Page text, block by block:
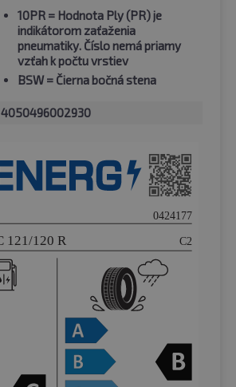
10PR = Hodnota Ply (PR) je
indikátorom zaťaženia
pneumatiky. Číslo nemá priamy
vzťah k počtu vrstiev
BSW = Čierna bočná stena
4050496002930